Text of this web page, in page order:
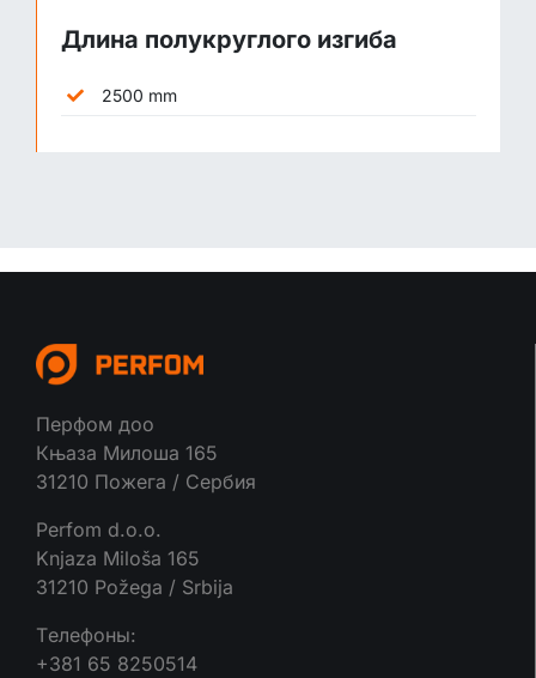
Длина полукруглого изгиба
2500 mm
Перфом доо
Књаза Милоша 165
31210 Пожега / Сербия
Perfom d.o.o.
Knjaza Miloša 165
31210 Požega / Srbija
Tелефоны:
+381 65 8250514